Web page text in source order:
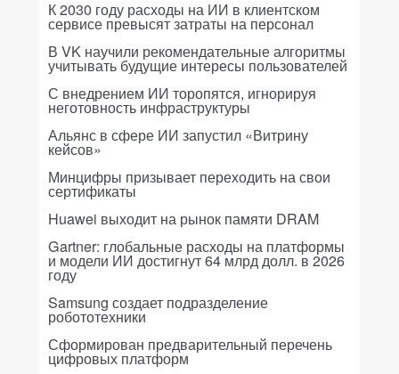
К 2030 году расходы на ИИ в клиентском
сервисе превысят затраты на персонал
В VK научили рекомендательные алгоритмы
учитывать будущие интересы пользователей
С внедрением ИИ торопятся, игнорируя
неготовность инфраструктуры
Альянс в сфере ИИ запустил «Витрину
кейсов»
Минцифры призывает переходить на свои
сертификаты
Huawei выходит на рынок памяти DRAM
Gartner: глобальные расходы на платформы
и модели ИИ достигнут 64 млрд долл. в 2026
году
Samsung создает подразделение
робототехники
Сформирован предварительный перечень
цифровых платформ